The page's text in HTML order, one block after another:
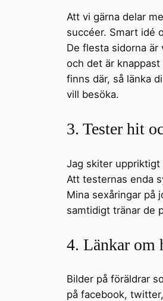
Att vi gärna delar
succéer. Smart idé
De flesta sidorna
och det är
finns där, så länka
vill besöka.
3. Tester hit
Jag skiter uppriktigt
Att testernas enda
Mina sexåringar på
samtidigt tränar de
4. Länkar om
Bilder på föräldrar
på facebook,